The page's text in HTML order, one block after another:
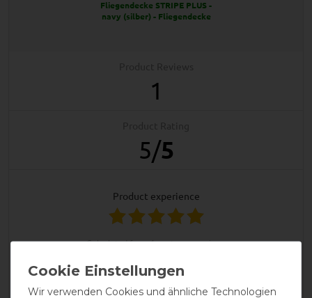
Fliegendecke STRIPE PLUS -
navy (silber) - Fliegendecke
1
5/5
product experience
calculated from 1 customer reviews
Positive
100%
Neutral
0%
Wir verwenden Cookies und ähnliche Technologien